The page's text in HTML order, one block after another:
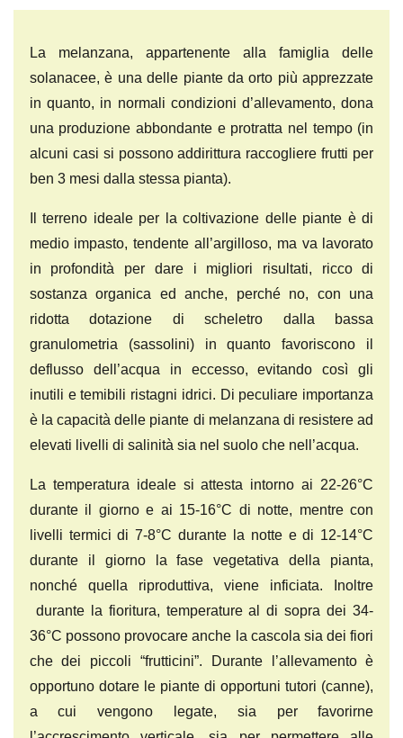
La melanzana, appartenente alla famiglia delle
solanacee, è una delle piante da orto più apprezzate
in quanto, in normali condizioni d’allevamento, dona
una produzione abbondante e protratta nel tempo (in
alcuni casi si possono addirittura raccogliere frutti per
ben 3 mesi dalla stessa pianta).
Il terreno ideale per la coltivazione delle piante è di
medio impasto, tendente all’argilloso, ma va lavorato
in profondità per dare i migliori risultati, ricco di
sostanza organica ed anche, perché no, con una
ridotta dotazione di scheletro dalla bassa
granulometria (sassolini) in quanto favoriscono il
deflusso dell’acqua in eccesso, evitando così gli
inutili e temibili ristagni idrici. Di peculiare importanza
è la capacità delle piante di melanzana di resistere ad
elevati livelli di salinità sia nel suolo che nell’acqua.
La temperatura ideale si attesta intorno ai 22-26°C
durante il giorno e ai 15-16°C di notte, mentre con
livelli termici di 7-8°C durante la notte e di 12-14°C
durante il giorno la fase vegetativa della pianta,
nonché quella riproduttiva, viene inficiata. Inoltre
durante la fioritura, temperature al di sopra dei 34-
36°C possono provocare anche la cascola sia dei fiori
che dei piccoli “frutticini”. Durante l’allevamento è
opportuno dotare le piante di opportuni tutori (canne),
a cui vengono legate, sia per favorirne